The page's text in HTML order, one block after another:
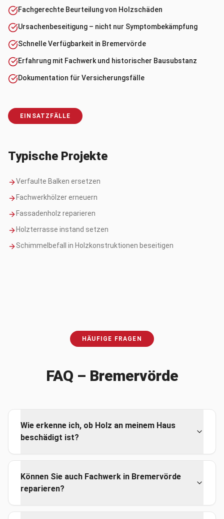
Fachgerechte Beurteilung von Holzschäden
Ursachenbeseitigung – nicht nur Symptombekämpfung
Schnelle Verfügbarkeit in Bremervörde
Erfahrung mit Fachwerk und historischer Bausubstanz
Dokumentation für Versicherungsfälle
EINSATZFÄLLE
Typische Projekte
Verfaulte Balken ersetzen
Fachwerkhölzer erneuern
Fassadenholz reparieren
Holzterrasse instand setzen
Schimmelbefall in Holzkonstruktionen beseitigen
HÄUFIGE FRAGEN
FAQ – Bremervörde
Wie erkenne ich, ob Holz an meinem Haus
beschädigt ist?
Können Sie auch Fachwerk in Bremervörde
reparieren?